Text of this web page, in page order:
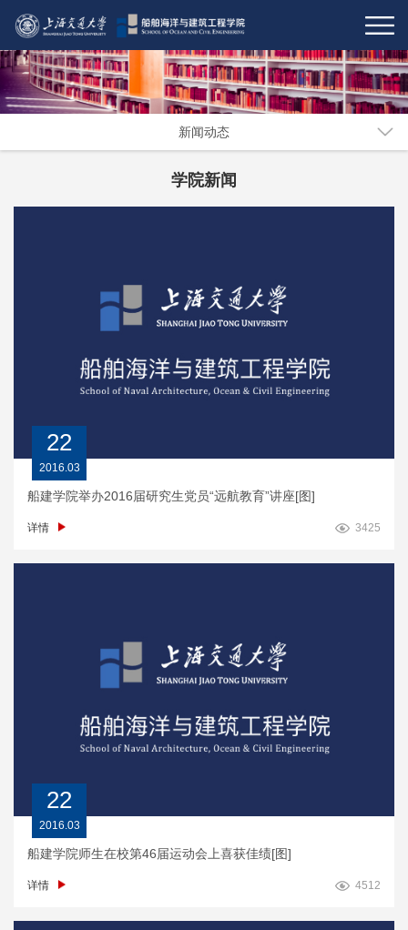
新闻动态
学院新闻
22
2016.03
船建学院举办2016届研究生党员“远航教育”讲座[图]
详情 3425
22
2016.03
船建学院师生在校第46届运动会上喜获佳绩[图]
详情 4512